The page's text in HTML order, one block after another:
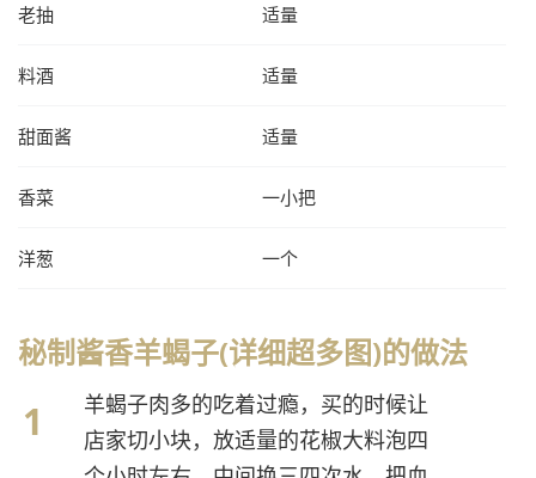
老抽 适量
料酒 适量
甜面酱 适量
香菜 一小把
洋葱 一个
秘制酱香羊蝎子(详细超多图)的做法
羊蝎子肉多的吃着过瘾，买的时候让
店家切小块，放适量的花椒大料泡四